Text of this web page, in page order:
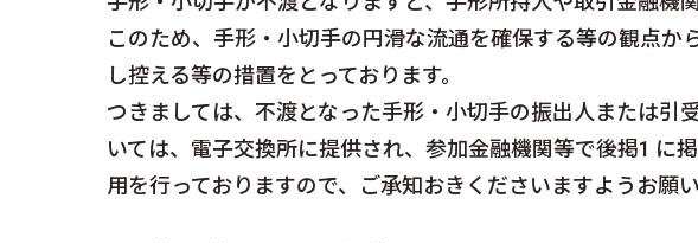
このため、手形・小切手の円滑な流通を確保する等の観点
し控える等の措置をとっております。
つきましては、不渡となった手形・小切手の振出人または
いては、電子交換所に提供され、参加金融機関等で後掲1 に
用を行っておりますので、ご承知おきくださいますようお願